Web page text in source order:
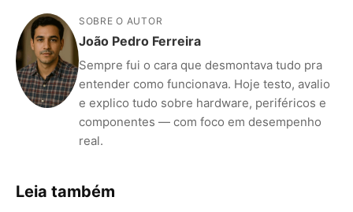
SOBRE O AUTOR
João Pedro Ferreira
Sempre fui o cara que desmontava tudo pra
entender como funcionava. Hoje testo, avalio
e explico tudo sobre hardware, periféricos e
componentes — com foco em desempenho
real.
Leia também